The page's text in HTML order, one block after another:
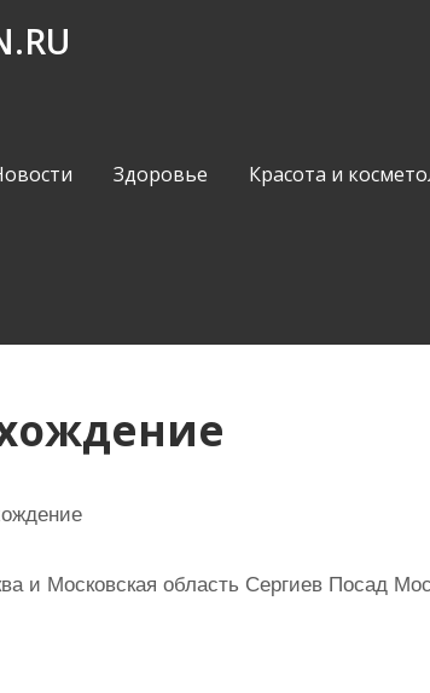
Здоровье Красота и
и Московская область Сергиев Посад